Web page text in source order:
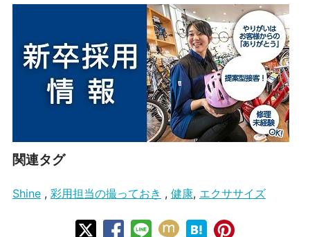
関連タグ
Shine, 彩用担当の撮っておき , 健康, エクササイズ